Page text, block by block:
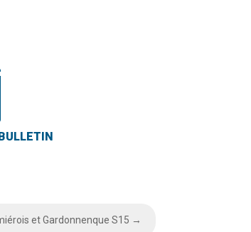
et Gardonnenque S15 →